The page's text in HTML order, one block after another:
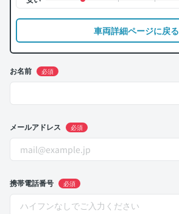
車両詳細ページに戻る
お名前 必須
メールアドレス 必須
携帯電話番号 必須